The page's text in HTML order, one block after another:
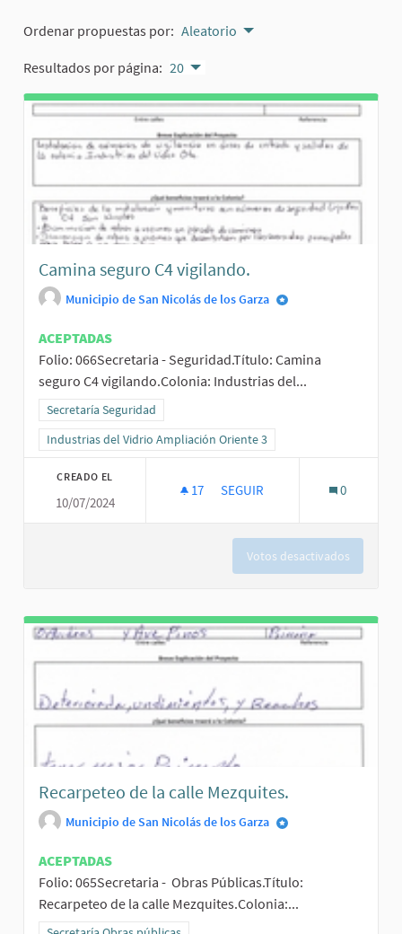
Ordenar propuestas por: Aleatorio
Resultados por página: 20
Camina seguro C4 vigilando.
Municipio de San Nicolás de los Garza
ACEPTADAS
Folio: 066Secretaria - Seguridad.Título: Camina
seguro C4 vigilando.Colonia: Industrias del...
Resultados al filtrar por la categoría: Secretaría Seguridad
Secretaría Seguridad
Resultados al filtrar por el ámbito: Industrias del Vidrio
Industrias del Vidrio Ampliación Oriente 3
CREADO EL
10/07/2024
17 17 SEGUIDORAS
SEGUIR 0
Votos desactivados
Recarpeteo de la calle Mezquites.
Municipio de San Nicolás de los Garza
ACEPTADAS
Folio: 065Secretaria - Obras Públicas.Título:
Recarpeteo de la calle Mezquites.Colonia:...